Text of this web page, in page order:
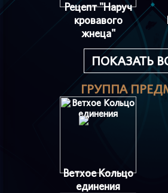
Рецепт "Наруч
кровавого
жнеца"
ПОКАЗАТЬ
ГРУППА
Ветхое Кольцо
единения